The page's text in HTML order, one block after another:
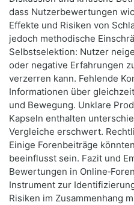
dass Nutzerbewertungen
Effekte und Risiken von
jedoch methodische
Selbstselektion: Nutzer
oder negative Erfahrungen
verzerren kann. Fehlende
Informationen über
und Bewegung. Unklare
Kapseln enthalten
Vergleiche erschwert.
Einige Forenbeiträge
beeinflusst sein. Fazit und
Bewertungen in
Instrument zur
Risiken im Zusammenhang